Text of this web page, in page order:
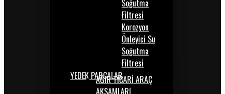
Soğutma
Filtresi
Korozyon
Önleyici Su
Soğutma
Filtresi
YEDEK PARÇALARAĞIR TİCARİ ARAÇ